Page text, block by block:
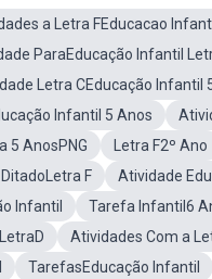
a Letra FEducacao
ParaEducação Infantil
Letra CEducação Infantil
Infantil 5 Anos
5 AnosPNG Letra F2º Ano
F
Atividade
Infantil Tarefa Infantil6
Atividades Com a
TarefasEducação Infantil